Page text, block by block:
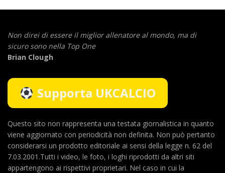
Non direi di essere il miglior allenatore al mondo, ma di
sicuro sono nella Top One
Brian Clough
Supporta UKCALCIO
Questo sito non rappresenta una testata giornalistica in quanto
viene aggiornato con periodicità non definita. Non può pertanto
considerarsi un prodotto editoriale ai sensi della legge n. 62 del
7.03.2001.Tutti i video, le foto, i loghi riprodotti da altri siti
appartengono ai rispettivi proprietari. Nel caso in cui la